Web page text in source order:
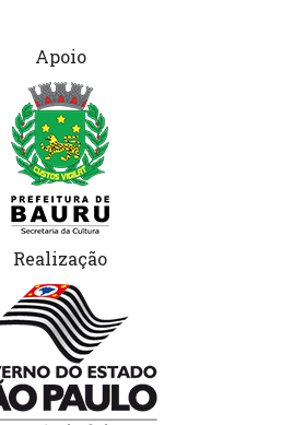
Apoio
Realização